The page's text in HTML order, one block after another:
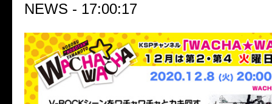
NEWS - 17:00:17